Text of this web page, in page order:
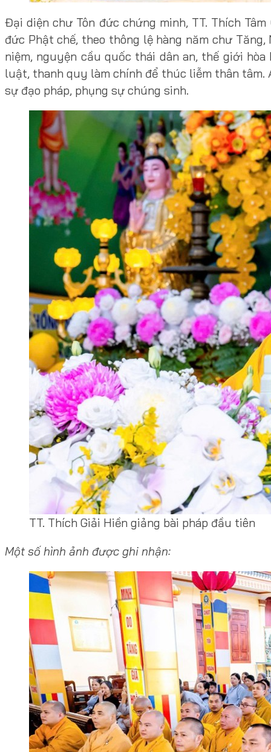
Đại diện chư Tôn đức chứng minh, TT. Thích
đức Phật chế, theo thông lệ hàng năm chư
niệm, nguyện cầu quốc thái dân an, thế giới
luật, thanh quy làm chính để thúc liễm thân
sự đạo pháp, phụng sự chúng sinh.
TT. Thích Giải Hiền giảng bài pháp đầu tiên
Một số hình ảnh được ghi nhận: